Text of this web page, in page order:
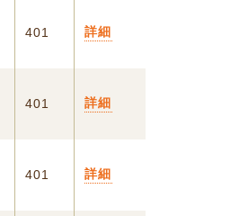
401 詳細
401 詳細
401 詳細